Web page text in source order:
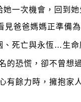
一次機會，回到
爸爸媽媽正準備為
死亡與永恆…生
恐慌，卻不曾想
餘力時，擁抱家